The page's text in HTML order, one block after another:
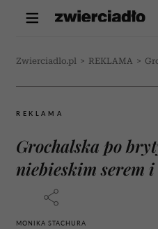
Zwierciadlo.pl > REKLAMA >
REKLAMA
Grochalska po
niebieskim serem
MONIKA STACHURA